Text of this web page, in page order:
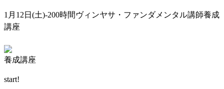
1月12日(土)-200時間ヴィンヤサ・ファンダメンタル講師養成
講座
養成講座
start!